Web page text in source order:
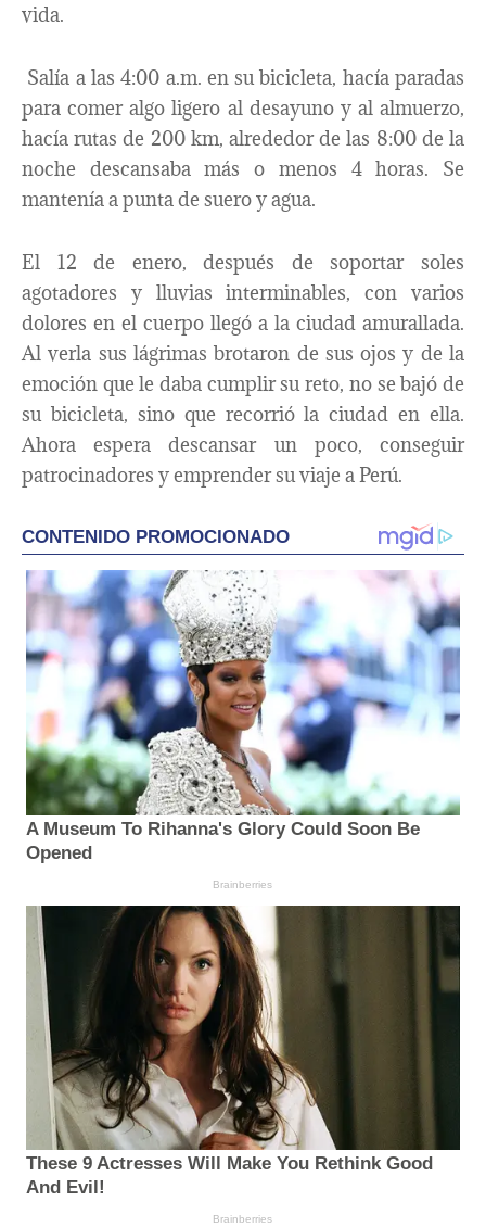
vida.
Salía a las 4:00 a.m. en su bicicleta, hacía paradas
para comer algo ligero al desayuno y al almuerzo,
hacía rutas de 200 km, alrededor de las 8:00 de la
noche descansaba más o menos 4 horas. Se
mantenía a punta de suero y agua.
El 12 de enero, después de soportar soles
agotadores y lluvias interminables, con varios
dolores en el cuerpo llegó a la ciudad amurallada.
Al verla sus lágrimas brotaron de sus ojos y de la
emoción que le daba cumplir su reto, no se bajó de
su bicicleta, sino que recorrió la ciudad en ella.
Ahora espera descansar un poco, conseguir
patrocinadores y emprender su viaje a Perú.